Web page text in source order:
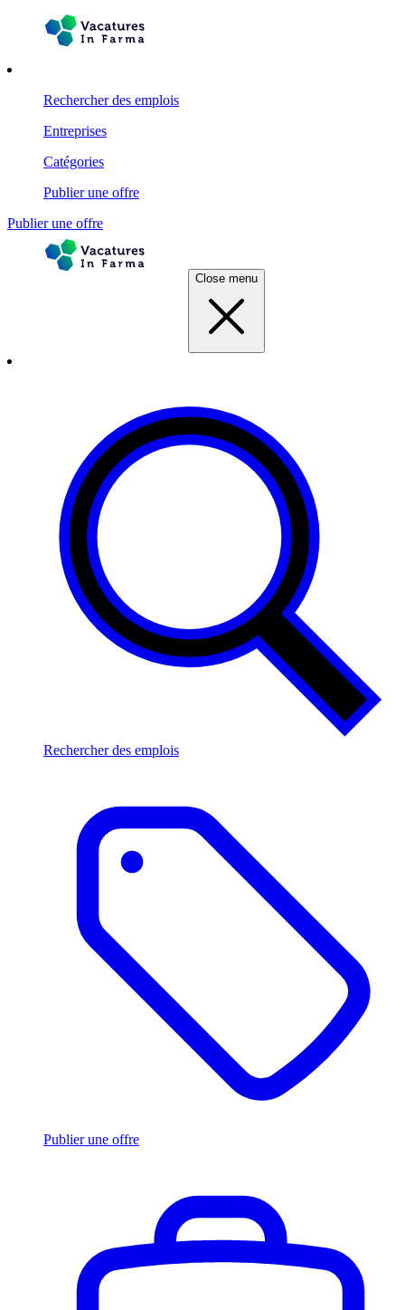
Rechercher des emplois
Entreprises
Catégories
Publier une offre
Publier une offre
Close menu
Rechercher des emplois
Publier une offre